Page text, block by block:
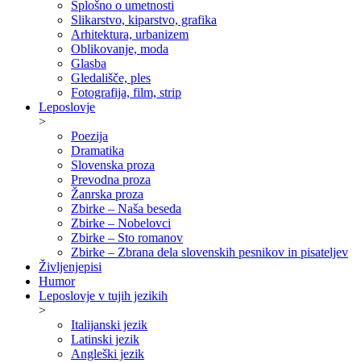
Splošno o umetnosti
Slikarstvo, kiparstvo, grafika
Arhitektura, urbanizem
Oblikovanje, moda
Glasba
Gledališče, ples
Fotografija, film, strip
Leposlovje
>
Poezija
Dramatika
Slovenska proza
Prevodna proza
Žanrska proza
Zbirke – Naša beseda
Zbirke – Nobelovci
Zbirke – Sto romanov
Zbirke – Zbrana dela slovenskih pesnikov in pisateljev
Življenjepisi
Humor
Leposlovje v tujih jezikih
>
Italijanski jezik
Latinski jezik
Angleški jezik